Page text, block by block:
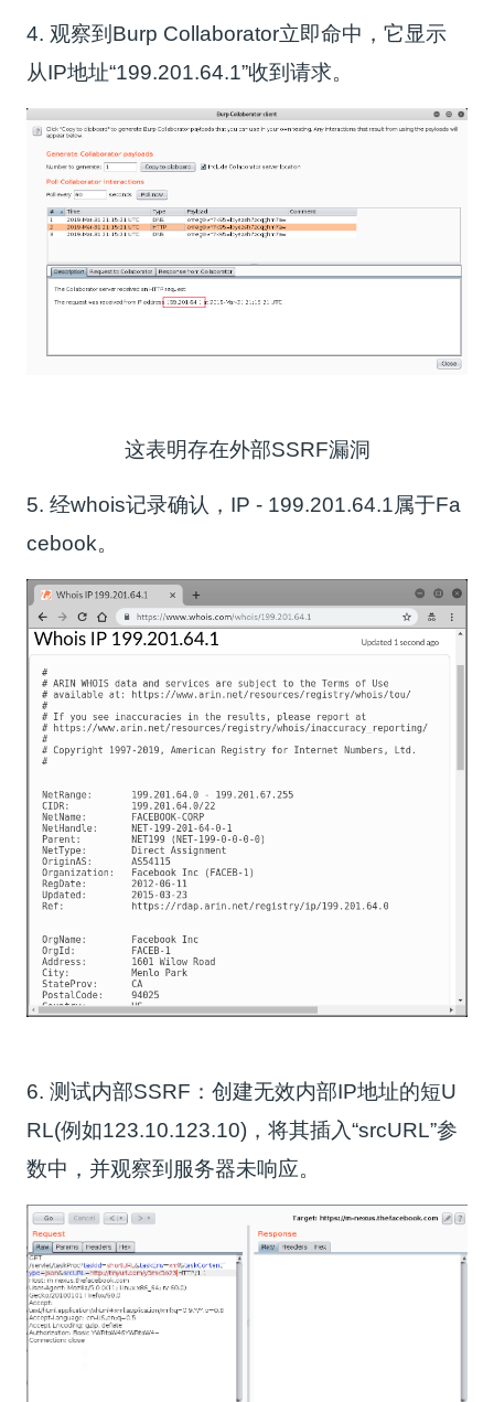
4. 观察到Burp Collaborator立即命中，它显示
从IP地址“199.201.64.1”收到请求。
这表明存在外部SSRF漏洞
5. 经whois记录确认，IP - 199.201.64.1属于Fa
cebook。
6. 测试内部SSRF：创建无效内部IP地址的短U
RL(例如123.10.123.10)，将其插入“srcURL”参
数中，并观察到服务器未响应。